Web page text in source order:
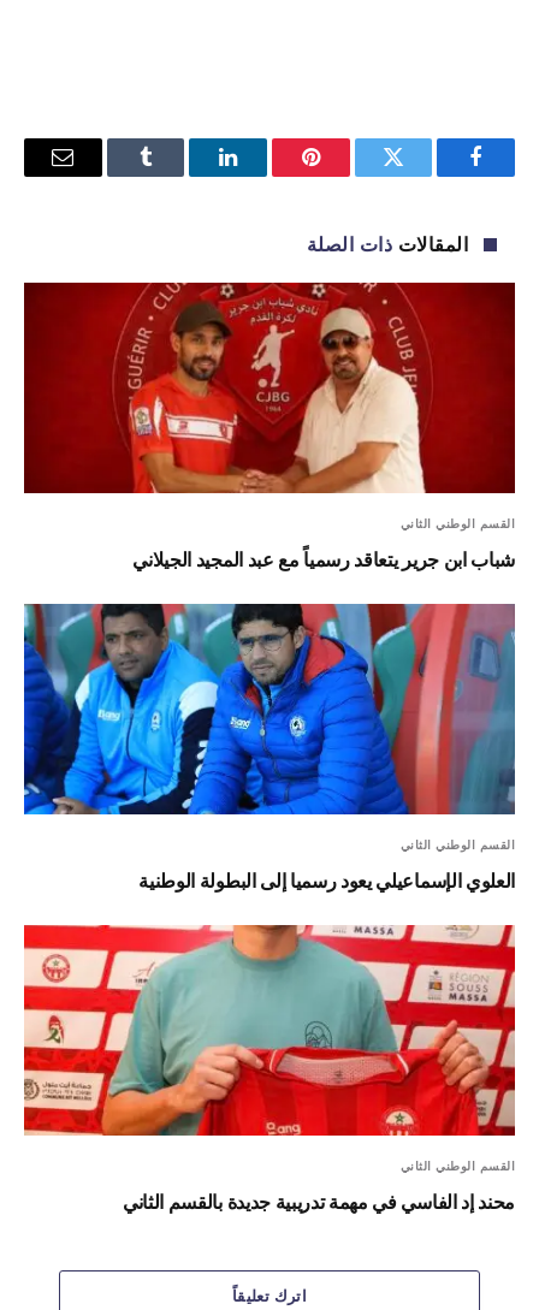
فيسبوك تويتر بينتيريستلينكدإن Tumblr
البريد
المقالات ذات الصلة
القسم الوطني الثاني
شباب ابن جرير يتعاقد رسمياً مع عبد المجيد الجيلاني
القسم الوطني الثاني
العلوي الإسماعيلي يعود رسميا إلى البطولة الوطنية
القسم الوطني الثاني
محند إد الفاسي في مهمة تدريبية جديدة بالقسم الثاني
اترك تعليقاً